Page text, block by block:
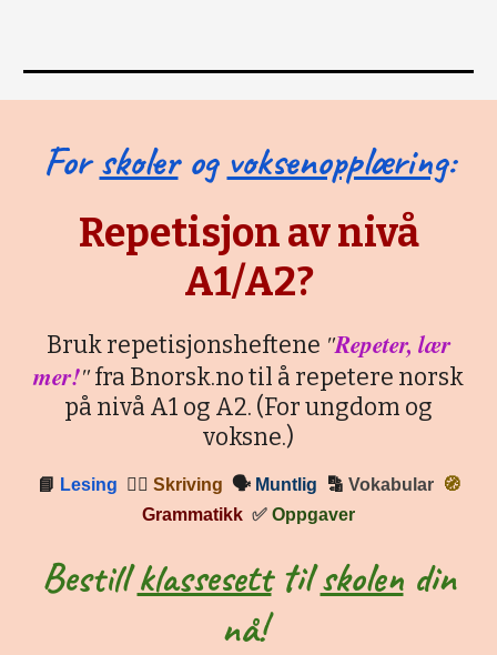
Forskolerog voksenopplæring:
Repetisjon av nivå
A1/A2?
Bruk repetisjonsheftene "Repeter, lær
mer!"fra Bnorsk.no til å repetere norsk
på nivå A1 og A2. (For ungdom og
voksne.)
📘 Lesing ✍🏼 Skriving 🗣 Muntlig 🔡 Vokabular
🧭
Grammatikk ✅ Oppgaver
Bestillklassesetttilskolendin
nå!